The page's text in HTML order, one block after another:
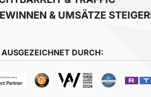
& UMSÄTZE
DURCH: